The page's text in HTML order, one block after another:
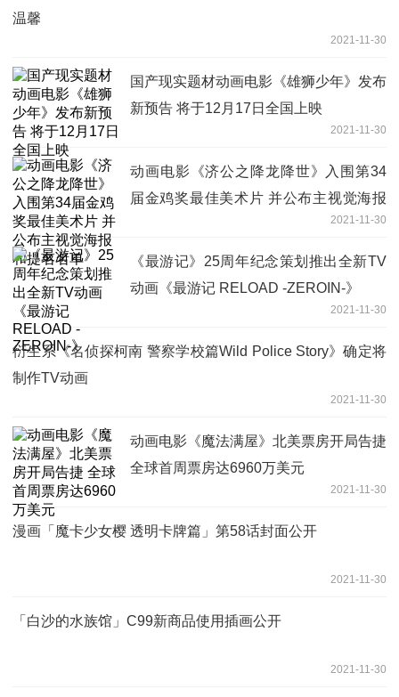
温馨
2021-11-30
国产现实题材动画电影《雄狮少年》发布
新预告 将于12月17日全国上映
2021-11-30
动画电影《济公之降龙降世》入围第34
届金鸡奖最佳美术片 并公布主视觉海报
2021-11-30
《最游记》25周年纪念策划推出全新TV
动画《最游记 RELOAD -ZEROIN-》
2021-11-30
衍生系《名侦探柯南 警察学校篇Wild Police Story》确定将
制作TV动画
2021-11-30
动画电影《魔法满屋》北美票房开局告捷
全球首周票房达6960万美元
2021-11-30
漫画「魔卡少女樱 透明卡牌篇」第58话封面公开
2021-11-30
「白沙的水族馆」C99新商品使用插画公开
2021-11-30